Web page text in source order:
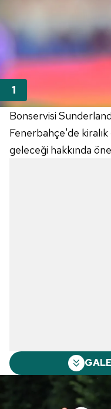
Bonservisi
Fenerbahçe'de
geleceği hakkında